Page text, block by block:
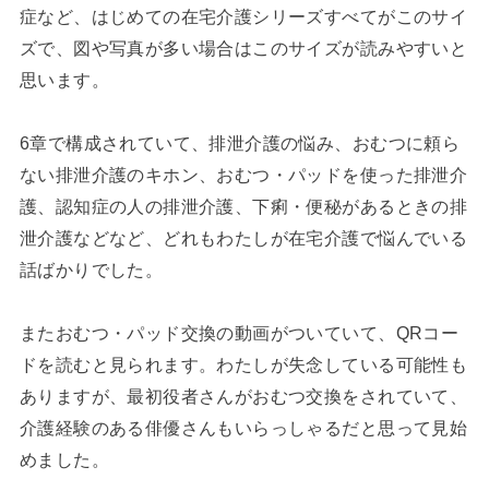
症など、はじめての在宅介護シリーズすべてがこのサイ
ズで、図や写真が多い場合はこのサイズが読みやすいと
思います。
6章で構成されていて、排泄介護の悩み、おむつに頼ら
ない排泄介護のキホン、おむつ・パッドを使った排泄介
護、認知症の人の排泄介護、下痢・便秘があるときの排
泄介護などなど、どれもわたしが在宅介護で悩んでいる
話ばかりでした。
またおむつ・パッド交換の動画がついていて、QRコー
ドを読むと見られます。わたしが失念している可能性も
ありますが、最初役者さんがおむつ交換をされていて、
介護経験のある俳優さんもいらっしゃるだと思って見始
めました。